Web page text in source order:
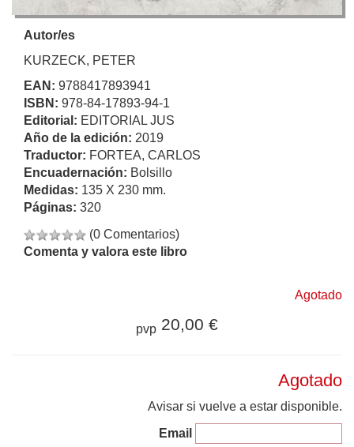
Autor/es
KURZECK, PETER
EAN: 9788417893941
ISBN: 978-84-17893-94-1
Editorial: EDITORIAL JUS
Año de la edición: 2019
Traductor: FORTEA, CARLOS
Encuadernación: Bolsillo
Medidas: 135 X 230 mm.
Páginas: 320
(0 Comentarios)
Comenta y valora este libro
Agotado
pvp 20,00 €
Agotado
Avisar si vuelve a estar disponible.
Email